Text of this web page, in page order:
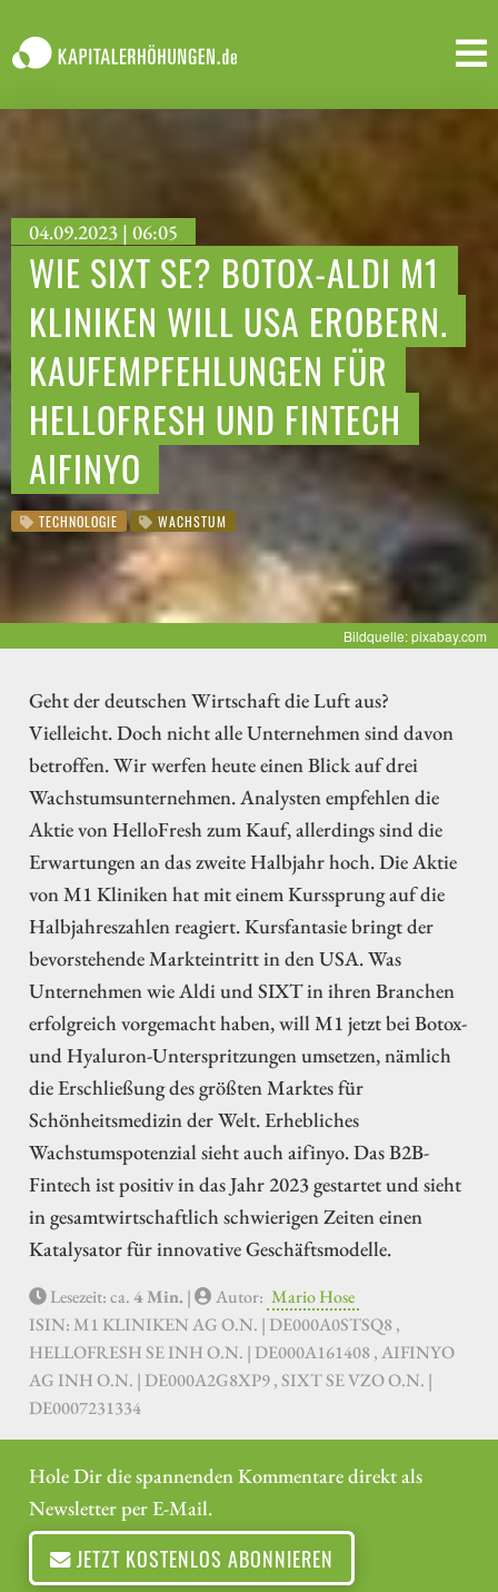
04.09.2023 | 06:05
WIE SIXT SE? BOTOX-ALDI M1
KLINIKEN WILL USA EROBERN.
KAUFEMPFEHLUNGEN FÜR
HELLOFRESH UND FINTECH
AIFINYO
TECHNOLOGIE WACHSTUM
Bildquelle: pixabay.com
Geht der deutschen Wirtschaft die Luft aus?
Vielleicht. Doch nicht alle Unternehmen sind davon
betroffen. Wir werfen heute einen Blick auf drei
Wachstumsunternehmen. Analysten empfehlen die
Aktie von HelloFresh zum Kauf, allerdings sind die
Erwartungen an das zweite Halbjahr hoch. Die Aktie
von M1 Kliniken hat mit einem Kurssprung auf die
Halbjahreszahlen reagiert. Kursfantasie bringt der
bevorstehende Markteintritt in den USA. Was
Unternehmen wie Aldi und SIXT in ihren Branchen
erfolgreich vorgemacht haben, will M1 jetzt bei Botox-
und Hyaluron-Unterspritzungen umsetzen, nämlich
die Erschließung des größten Marktes für
Schönheitsmedizin der Welt. Erhebliches
Wachstumspotenzial sieht auch aifinyo. Das B2B-
Fintech ist positiv in das Jahr 2023 gestartet und sieht
in gesamtwirtschaftlich schwierigen Zeiten einen
Katalysator für innovative Geschäftsmodelle.
Lesezeit: ca.4 Min. | Autor: Mario Hose
ISIN: M1 KLINIKEN AG O.N. | DE000A0STSQ8 ,
HELLOFRESH SE INH O.N. | DE000A161408 , AIFINYO
AG INH O.N. | DE000A2G8XP9 , SIXT SE VZO O.N. |
DE0007231334
Hole Dir die spannenden Kommentare direkt als
Newsletter per E-Mail.
JETZT KOSTENLOS ABONNIEREN